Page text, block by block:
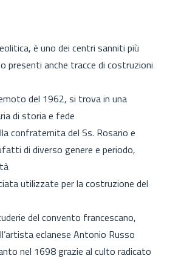
è uno dei centri sanniti più
presenti anche tracce di costruzioni
del 1962, si trova in una
di storia e fede
confraternita del Ss. Rosario e
di diverso genere e periodo,
utilizzate per la costruzione del
del convento francescano,
eclanese Antonio Russo
nel 1698 grazie al culto radicato